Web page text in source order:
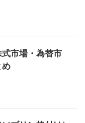
市場・為替市
め